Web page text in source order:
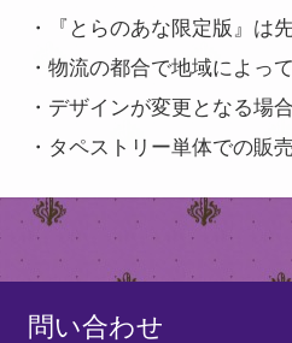
・『とらのあな限定版』は
・物流の都合で地域によっ
・デザインが変更となる場
・タペストリー単体での販
問い合わせ